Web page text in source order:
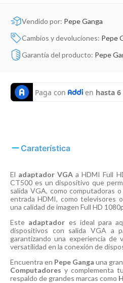
Vendido por: Pepe Ganga
Cambios y devoluciones: Pepe
Garantía del producto: Pepe
Caraterística
El adaptador VGA a HDMI Full
CT500 es un dispositivo que
salida VGA, como computadoras
entrada HDMI, como televisores
una calidad de imagen Full HD
Este adaptador es ideal para
dispositivos con salida VGA a
garantizando una experiencia de
versatilidad en la conexión de
Encuentra en Pepe Ganga una
Computadores y complementa
respaldo de grandes marcas como